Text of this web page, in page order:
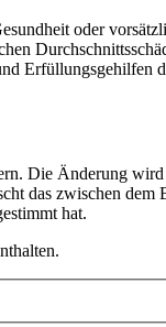
oder
Erfüllungsgehilfen
Die Änderung
das zwischen
hat.